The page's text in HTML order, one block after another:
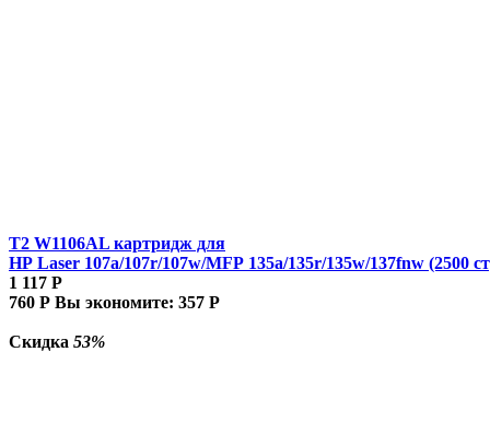
T2 W1106AL картридж для
HP Laser 107a/107r/107w/MFP 135a/135r/135w/137fnw (2500
1 117 Р
760 Р Вы экономите: 357 Р
Скидка 53%